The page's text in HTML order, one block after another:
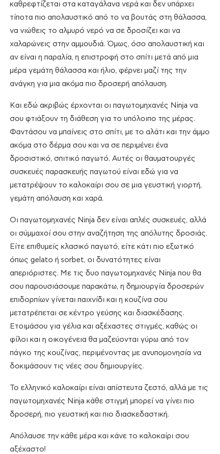
καθρεφτίζεται στα καταγάλανα νερά και δεν υπάρχει
τίποτα πιο απολαυστικό από το να βουτάς στη θάλασσα,
να νιώθεις το αλμυρό νερό να σε δροσίζει και να
χαλαρώνεις στην αμμουδιά. Όμως, όσο απολαυστική και
αν είναι η παραλία, η επιστροφή στο σπίτι μετά από μια
μέρα γεμάτη θάλασσα και ήλιο, φέρνει μαζί της την
ανάγκη για μια ακόμα πιο δροσερή απόλαυση.
Και εδώ ακριβώς έρχονται οι παγωτομηχανές Ninja να
σου φτιάξουν τη διάθεση για το υπόλοιπο της μέρας.
Φαντάσου να μπαίνεις στο σπίτι, με το αλάτι και την άμμο
ακόμα στο δέρμα σου και να σε περιμένει ένα
δροσιστικό, σπιτικό παγωτό. Αυτές οι θαυματουργές
συσκευές παρασκευής παγωτού είναι εδώ για να
μετατρέψουν το καλοκαίρι σου σε μια γευστική γιορτή,
γεμάτη απόλαυση και χαρά.
Οι παγωτομηχανές Ninja δεν είναι απλές συσκευές, αλλά
οι σύμμαχοί σου στην αναζήτηση της απόλυτης δροσιάς.
Είτε επιθυμείς κλασικό παγωτό, είτε κάτι πιο εξωτικό
όπως gelato ή sorbet, οι δυνατότητες είναι
απεριόριστες. Με τις δυο παγωτομηχανές Ninja που θα
σου παρουσιάσουμε παρακάτω, η δημιουργία δροσερών
επιδορπίων γίνεται παιχνίδι και η κουζίνα σου
μετατρέπεται σε κέντρο γεύσης και διασκέδασης.
Ετοιμάσου για γέλια και αξέχαστες στιγμές, καθώς οι
φίλοι και η οικογένεια θα μαζεύονται γύρω από τον
πάγκο της κουζίνας, περιμένοντας με ανυπομονησία να
δοκιμάσουν τις νέες σου δημιουργίες.
Το ελληνικό καλοκαίρι είναι απίστευτα ζεστό, αλλά με τις
παγωτομηχανές Ninja κάθε στιγμή μπορεί να γίνει πιο
δροσερή, πιο γευστική και πιο διασκεδαστική.
Απόλαυσε την κάθε μέρα και κάνε το καλοκαίρι σου
αξέχαστο!